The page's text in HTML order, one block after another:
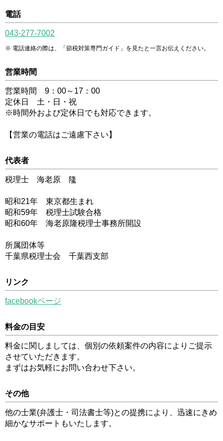
電話
043-277-7002
電話連絡の際は、「節税対策専門ガイド」を見たと一言お伝えください。
営業時間
営業時間 9：00～17：00
定休日 土・日・祝
※時間外および定休日でも対応できます。
【営業の電話はご遠慮下さい】
代表者
税理士 海老原 隆
昭和21年 東京都生まれ
昭和59年 税理士試験合格
昭和60年 海老原隆税理士事務所開設
所属団体等
千葉県税理士会 千葉西支部
リンク
facebookページ
料金の目安
料金に関しましては、個別の依頼案件の内容によりご提示
させていただきます。
まずはお気軽にお問い合わせ下さい。
その他
他の士業(弁護士・司法書士等)との提携により、迅速にきめ
細かなサポートもいたします。